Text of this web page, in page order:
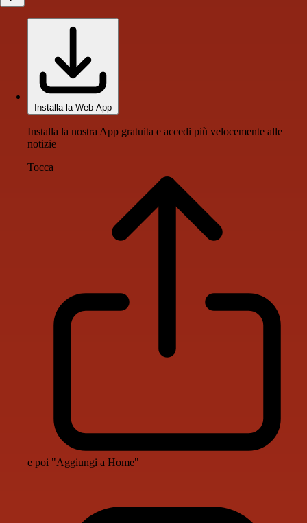
Installa la Web App
Installa la nostra App gratuita e accedi più velocemente alle
notizie
Tocca
e poi "Aggiungi a Home"